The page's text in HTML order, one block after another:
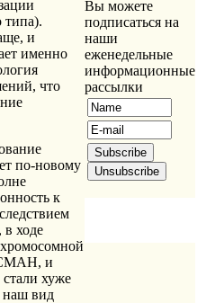
типа).
и
именно
что
по-новому
к
ходе
СМАН, и
хуже
наш вид
Вы можете
подписаться на
наши
еженедельные
информационные
рассылки